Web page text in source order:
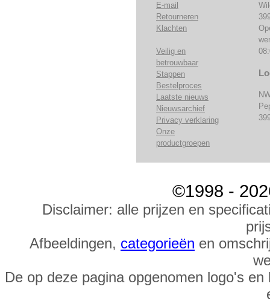
E-mail
Retourneren
Klachten
Veilig en
betrouwbaar
Stappen
Bestelproces
Laatste nieuws
Nieuwsarchief
Privacy verklaring
Onze
productgroepen
©1998 -
Disclaimer: alle prijzen en
Afbeeldingen, categorieën en
De op deze pagina opgenomen logo's